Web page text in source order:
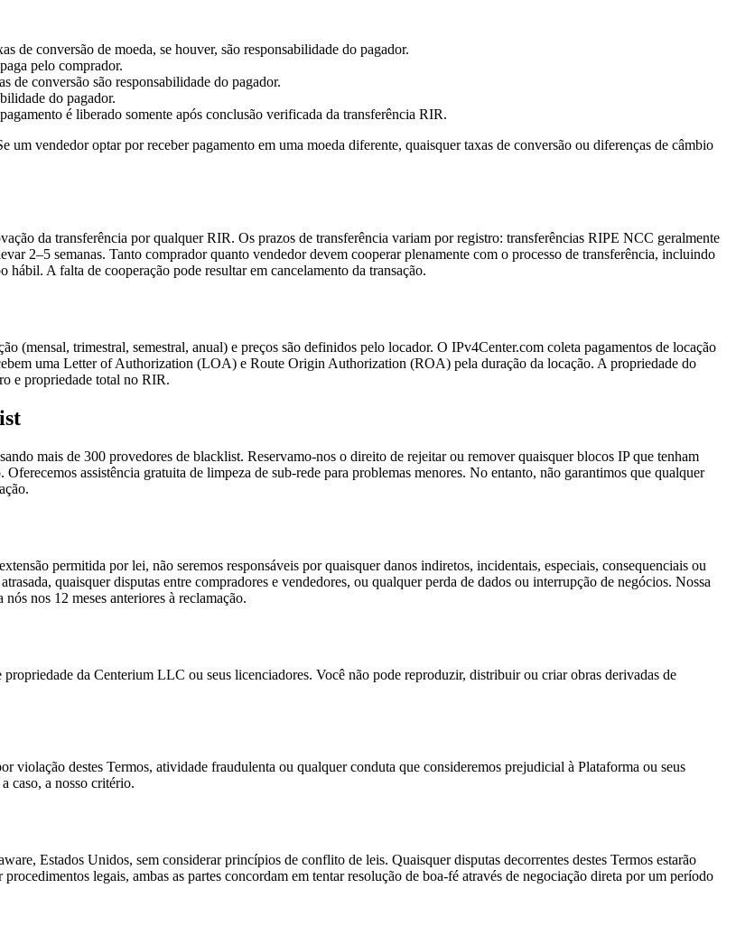
conversão de moeda, se houver, são responsabilidade do pagador.
pelo comprador.
de conversão são responsabilidade do pagador.
do pagador.
é liberado somente após conclusão verificada da transferência RIR.
vendedor optar por receber pagamento em uma moeda diferente, quaisquer taxas de conversão ou diferenças de câmbio
da transferência por qualquer RIR. Os prazos de transferência variam por registro: transferências RIPE NCC geralmente
2–5 semanas. Tanto comprador quanto vendedor devem cooperar plenamente com o processo de transferência, incluindo
A falta de cooperação pode resultar em cancelamento da transação.
(mensal, trimestral, semestral, anual) e preços são definidos pelo locador. O IPv4Center.com coleta pagamentos de locação
uma Letter of Authorization (LOA) e Route Origin Authorization (ROA) pela duração da locação. A propriedade do
e propriedade total no RIR.
mais de 300 provedores de blacklist. Reservamo-nos o direito de rejeitar ou remover quaisquer blocos IP que tenham
assistência gratuita de limpeza de sub-rede para problemas menores. No entanto, não garantimos que qualquer
permitida por lei, não seremos responsáveis por quaisquer danos indiretos, incidentais, especiais, consequenciais ou
quaisquer disputas entre compradores e vendedores, ou qualquer perda de dados ou interrupção de negócios. Nossa
nos 12 meses anteriores à reclamação.
da Centerium LLC ou seus licenciadores. Você não pode reproduzir, distribuir ou criar obras derivadas de
violação destes Termos, atividade fraudulenta ou qualquer conduta que consideremos prejudicial à Plataforma ou seus
caso, a nosso critério.
Estados Unidos, sem considerar princípios de conflito de leis. Quaisquer disputas decorrentes destes Termos estarão
legais, ambas as partes concordam em tentar resolução de boa-fé através de negociação direta por um período